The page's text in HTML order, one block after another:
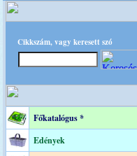
Cikkszám, vagy keresett szó
Főkatalógus *
Edények
,